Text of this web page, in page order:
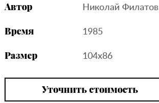
Автор Николай Филатов
Время 1985
Размер 104х86
Уточнить стоимость